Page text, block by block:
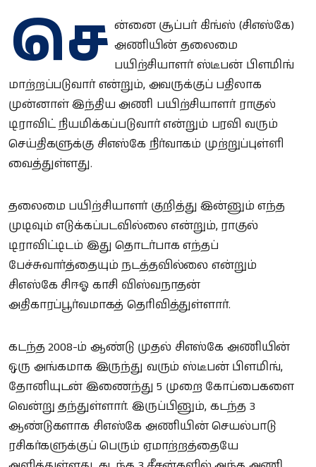
செ ன்னை சூப்பர் கிங்ஸ் (சிஎஸ்கே)
அணியின் தலைமை
பயிற்சியாளர் ஸ்டீபன் பிளமிங்
மாற்றப்படுவார் என்றும், அவருக்குப் பதிலாக
முன்னாள் இந்திய அணி பயிற்சியாளர் ராகுல்
டிராவிட் நியமிக்கப்படுவார் என்றும் பரவி வரும்
செய்திகளுக்கு சிஎஸ்கே நிர்வாகம் முற்றுப்புள்ளி
வைத்துள்ளது.
தலைமை பயிற்சியாளர் குறித்து இன்னும் எந்த
முடிவும் எடுக்கப்படவில்லை என்றும், ராகுல்
டிராவிட்டிடம் இது தொடர்பாக எந்தப்
பேச்சுவார்த்தையும் நடத்தவில்லை என்றும்
சிஎஸ்கே சிஈஓ காசி விஸ்வநாதன்
அதிகாரப்பூர்வமாகத் தெரிவித்துள்ளார்.
கடந்த 2008-ம் ஆண்டு முதல் சிஎஸ்கே அணியின்
ஒரு அங்கமாக இருந்து வரும் ஸ்டீபன் பிளமிங்,
தோனியுடன் இணைந்து 5 முறை கோப்பைகளை
வென்று தந்துள்ளார். இருப்பினும், கடந்த 3
ஆண்டுகளாக சிஎஸ்கே அணியின் செயல்பாடு
ரசிகர்களுக்குப் பெரும் ஏமாற்றத்தையே